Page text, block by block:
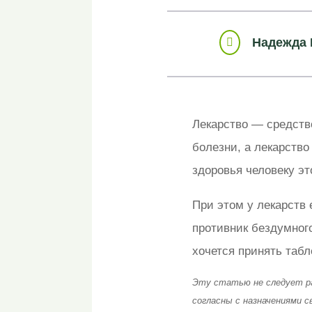
 Надежда
Лекарство —
болезни, а
здоровья человеку
При этом у
противник
хочется принять
Эту статью не следует
согласны с назначениями